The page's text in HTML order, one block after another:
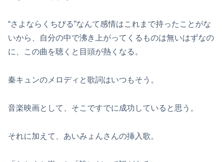
“さよならくちびる”なんて感情はこれまで持ったことがな
いから、自分の中で沸き上がってくるものは無いはずなの
に、この曲を聴くと目頭が熱くなる。
秦キュンのメロディと歌詞はいつもそう。
音楽映画として、そこですでに成功していると思う。
それに加えて、あいみょんさんの挿入歌。